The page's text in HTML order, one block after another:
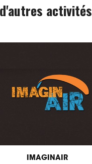
activités
IMAGINAIR